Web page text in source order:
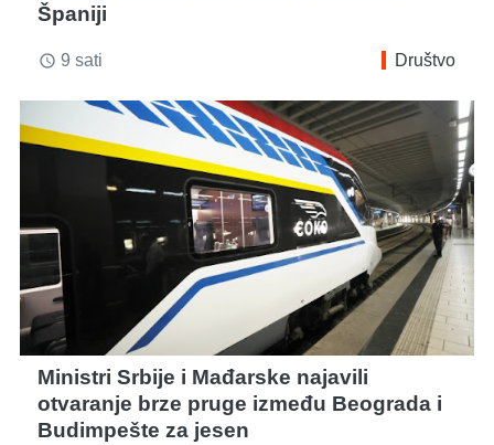
Španiji
access_time 9 sati Društvo
Ministri Srbije i Mađarske najavili
otvaranje brze pruge između Beograda i
Budimpešte za jesen